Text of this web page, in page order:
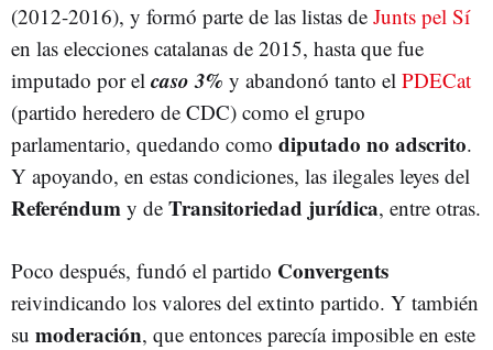
(2012-2016), y formó parte de las listas de Junts pel Sí
en las elecciones catalanas de 2015, hasta que fue
imputado por el caso 3% y abandonó tanto el PDECat
(partido heredero de CDC) como el grupo
parlamentario, quedando como diputado no adscrito.
Y apoyando, en estas condiciones, las ilegales leyes del
Referéndum y de Transitoriedad jurídica, entre otras.
Poco después, fundó el partido Convergents
reivindicando los valores del extinto partido. Y también
su moderación, que entonces parecía imposible en este